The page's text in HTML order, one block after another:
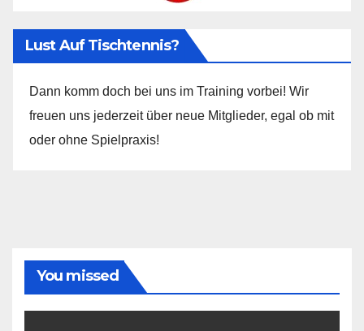
Lust Auf Tischtennis?
Dann komm doch bei uns im Training vorbei! Wir
freuen uns jederzeit über neue Mitglieder, egal ob mit
oder ohne Spielpraxis!
You missed